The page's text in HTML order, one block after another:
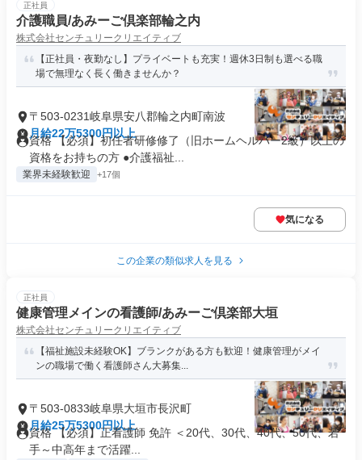
正社員
介護職員/あみーご倶楽部輪之内
株式会社センチュリークリエイティブ
【正社員・夜勤なし】プライベートも充実！週休3日制も選べる職
場で無理なく長く働きませんか？
〒503-0231岐阜県安八郡輪之内町南波
月給22万5300円以上
資格 【必須】初任者研修修了（旧ホームヘルパー2級）以上の
資格をお持ちの方 ●介護福祉...
業界未経験歓迎 +17個
気になる
この企業の類似求人を見る
正社員
健康管理メインの看護師/あみーご倶楽部大垣
株式会社センチュリークリエイティブ
【福祉施設未経験OK】ブランクがある方も歓迎！健康管理がメイ
ンの職場で働く看護師さん大募集...
〒503-0833岐阜県大垣市長沢町
月給25万5300円以上
資格 【必須】正看護師 免許 ＜20代、30代、40代、50代、若
手～中高年まで活躍...